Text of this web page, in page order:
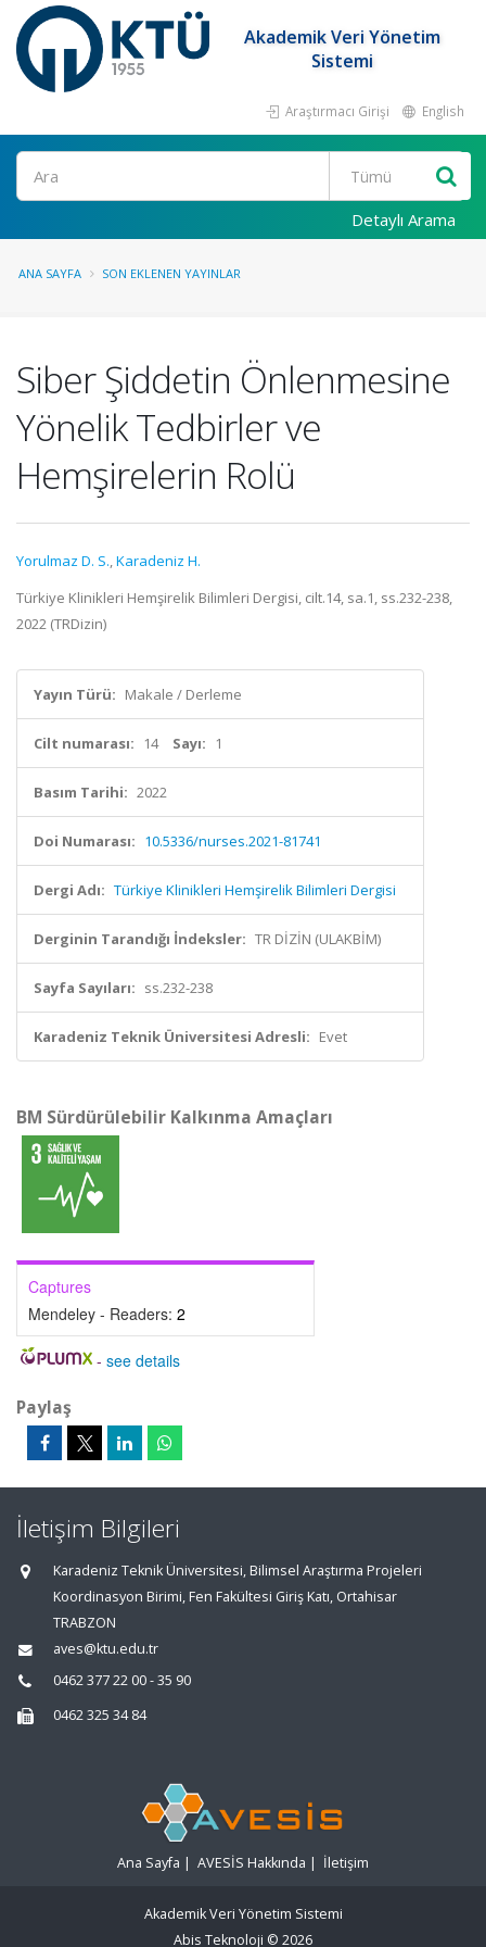
Akademik Veri Yönetim
Sistemi
Araştırmacı Girişi English
Ara
Detaylı Arama
ANA SAYFA SON EKLENEN YAYINLAR
Siber Şiddetin Önlenmesine
Yönelik Tedbirler ve
Hemşirelerin Rolü
Yorulmaz D. S.,Karadeniz H.
Türkiye Klinikleri Hemşirelik Bilimleri Dergisi, cilt.14, sa.1, ss.232-238,
2022 (TRDizin)
Yayın Türü: Makale / Derleme
Cilt numarası: 14 Sayı: 1
Basım Tarihi: 2022
Doi Numarası: 10.5336/nurses.2021-81741
Dergi Adı: Türkiye Klinikleri Hemşirelik Bilimleri Dergisi
Derginin Tarandığı İndeksler: TR DİZİN (ULAKBİM)
Sayfa Sayıları: ss.232-238
Karadeniz Teknik Üniversitesi Adresli: Evet
BM Sürdürülebilir Kalkınma Amaçları
Captures
Mendeley - Readers: 2
- see details
Paylaş
İletişim Bilgileri
Karadeniz Teknik Üniversitesi, Bilimsel Araştırma Projeleri
Koordinasyon Birimi, Fen Fakültesi Giriş Katı, Ortahisar
TRABZON
aves@ktu.edu.tr
0462 377 22 00 - 35 90
0462 325 34 84
Ana Sayfa | AVESİS Hakkında | İletişim
Akademik Veri Yönetim Sistemi
Abis Teknoloji © 2026